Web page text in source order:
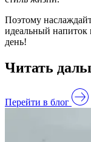
Поэтому
идеальный напиток
день!
Читать
Перейти в блог